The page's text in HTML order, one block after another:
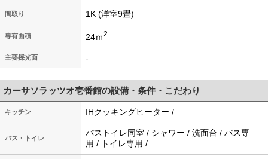
間取り 1K (洋室9畳)
専有面積 24ｍ2
主要採光面 -
カーサソラッツオ壱番館の設備・条件・こだわり
キッチン IHクッキングヒーター /
バス・トイレ
バストイレ同室 / シャワー / 洗面台 / バス専
用 / トイレ専用 /